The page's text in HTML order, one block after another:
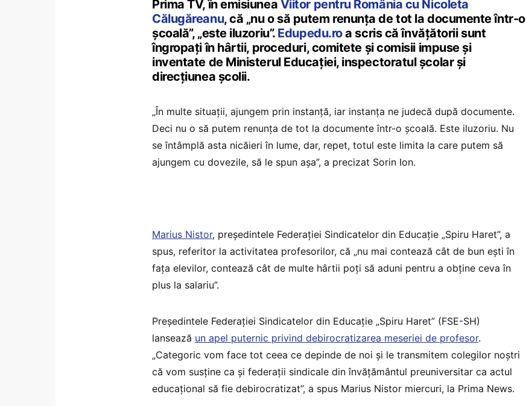
Prima TV, în emisiunea Viitor pentru România cu Nicoleta
Călugăreanu, că „nu o să putem renunța de tot la documente într-o
școală”, „este iluzoriu”. Edupedu.roa scris că învățătorii sunt
îngropați în hârtii, proceduri, comitete și comisii impuse și
inventate de Ministerul Educației, inspectoratul școlar și
direcțiunea școlii.
„În multe situații, ajungem prin instanță, iar instanța ne judecă după documente.
Deci nu o să putem renunța de tot la documente într-o școală. Este iluzoriu. Nu
se întâmplă asta nicăieri în lume, dar, repet, totul este limita la care putem să
ajungem cu dovezile, să le spun așa”, a precizat Sorin Ion.
Marius Nistor, președintele Federației Sindicatelor din Educație „Spiru Haret”, a
spus, referitor la activitatea profesorilor, că „nu mai contează cât de bun ești în
fața elevilor, contează cât de multe hârtii poți să aduni pentru a obține ceva în
plus la salariu”.
Președintele Federației Sindicatelor din Educație „Spiru Haret” (FSE-SH)
lansează un apel puternic privind debirocratizarea meseriei de profesor.
„Categoric vom face tot ceea ce depinde de noi și le transmitem colegilor noștri
că vom susține ca și federații sindicale din învățământul preuniversitar ca actul
educațional să fie debirocratizat”, a spus Marius Nistor miercuri, la Prima News.